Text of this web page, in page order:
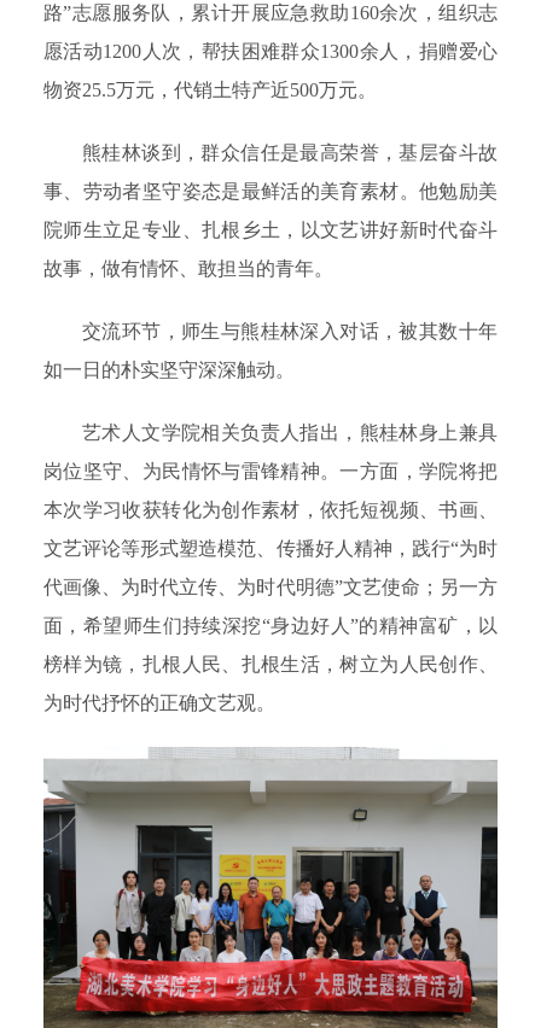
路”志愿服务队，累计开展应急救助160余次，组织志
愿活动1200人次，帮扶困难群众1300余人，捐赠爱心
物资25.5万元，代销土特产近500万元。
熊桂林谈到，群众信任是最高荣誉，基层奋斗故
事、劳动者坚守姿态是最鲜活的美育素材。他勉励美
院师生立足专业、扎根乡土，以文艺讲好新时代奋斗
故事，做有情怀、敢担当的青年。
交流环节，师生与熊桂林深入对话，被其数十年
如一日的朴实坚守深深触动。
艺术人文学院相关负责人指出，熊桂林身上兼具
岗位坚守、为民情怀与雷锋精神。一方面，学院将把
本次学习收获转化为创作素材，依托短视频、书画、
文艺评论等形式塑造模范、传播好人精神，践行“为时
代画像、为时代立传、为时代明德”文艺使命；另一方
面，希望师生们持续深挖“身边好人”的精神富矿，以
榜样为镜，扎根人民、扎根生活，树立为人民创作、
为时代抒怀的正确文艺观。